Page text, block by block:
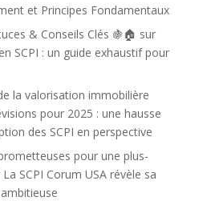
et Principes Fondamentaux
& Conseils Clés 🍇🏠 sur
SCPI : un guide exhaustif pour
la valorisation immobilière
pour 2025 : une hausse
des SCPI en perspective
pour une plus-
La SCPI Corum USA révèle sa